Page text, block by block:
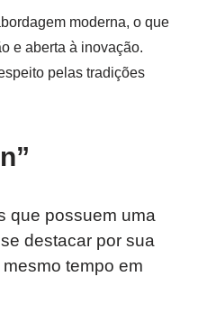
moderna, o que
e aberta à inovação.
pelas tradições
que possuem uma
destacar por sua
tempo em